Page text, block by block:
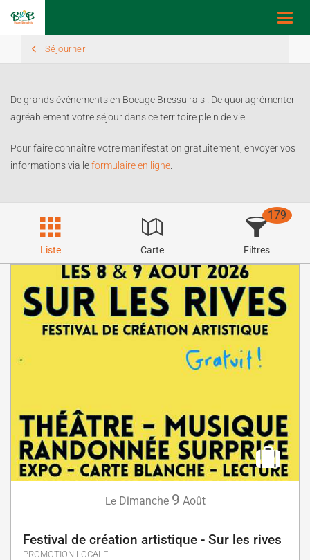
Séjourner
De grands évènements en Bocage Bressuirais ! De quoi agrémenter
agréablement votre séjour dans ce territoire plein de vie !
Pour faire connaître votre manifestation gratuitement, envoyer vos
informations via leformulaire en ligne
Liste Carte Filtres
179
Le Dimanche 9 Août
Festival de création artistique - Sur les rives
PROMOTION LOCALE